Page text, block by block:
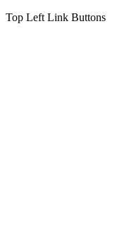
Top Left Link Buttons